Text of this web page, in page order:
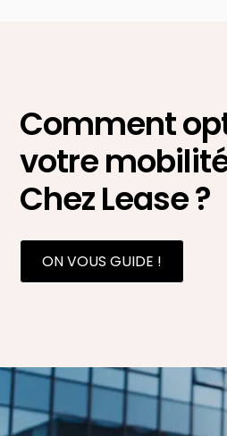
Comment
votre
Chez Lease ?
ON VOUS GUIDE !